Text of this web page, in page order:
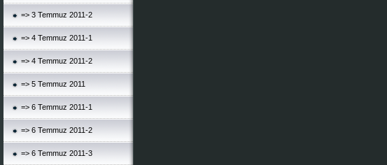
=> 3 Temmuz 2011-2
=> 4 Temmuz 2011-1
=> 4 Temmuz 2011-2
=> 5 Temmuz 2011
=> 6 Temmuz 2011-1
=> 6 Temmuz 2011-2
=> 6 Temmuz 2011-3